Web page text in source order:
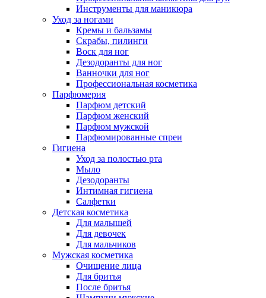
Инструменты для маникюра
Уход за ногами
Кремы и бальзамы
Скрабы, пилинги
Воск для ног
Дезодоранты для ног
Ванночки для ног
Профессиональная косметика
Парфюмерия
Парфюм детский
Парфюм женский
Парфюм мужской
Парфюмированные спреи
Гигиена
Уход за полостью рта
Мыло
Дезодоранты
Интимная гигиена
Салфетки
Детская косметика
Для малышей
Для девочек
Для мальчиков
Мужская косметика
Очищение лица
Для бритья
После бритья